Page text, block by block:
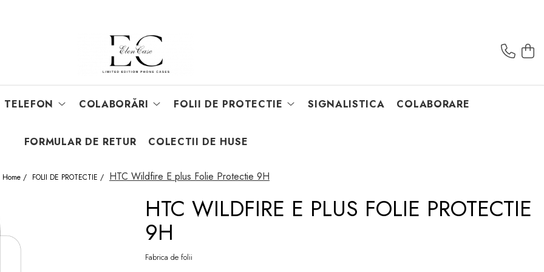
TELEFON COLABORĂRI FOLII DE PROTECTIE SIGNALISTICA COLABORARE
FORMULAR DE RETUR COLECTII DE HUSE
Home / FOLII DE PROTECTIE / HTC Wildfire E plus Folie Protectie 9H
HTC WILDFIRE E PLUS FOLIE PROTECTIE
9H
Fabrica de folii